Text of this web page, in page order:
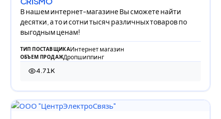
В нашем интернет-магазине Вы сможете найти
десятки, а то и сотни тысяч различных товаров по
выгодным ценам!
ТИП ПОСТАВЩИКАИнтернет магазин
ОБЪЕМ ПРОДАЖДропшиппинг
4.71K
4 711 просмотров